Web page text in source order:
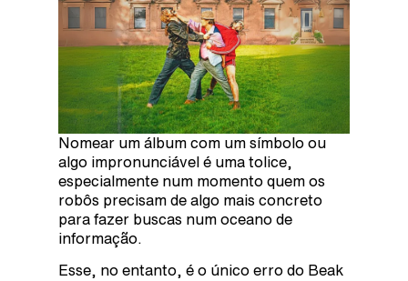
Nomear um álbum com um símbolo ou
algo impronunciável é uma tolice,
especialmente num momento quem os
robôs precisam de algo mais concreto
para fazer buscas num oceano de
informação.
Esse, no entanto, é o único erro do Beak